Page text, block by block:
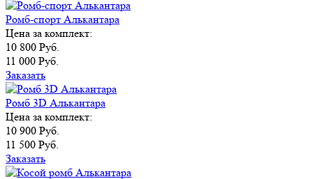
Ромб-спорт Алькантара
Цена за комплект:
10 800 Руб.
11 000 Руб.
Заказать
Ромб 3D Алькантара
Цена за комплект:
10 900 Руб.
11 500 Руб.
Заказать